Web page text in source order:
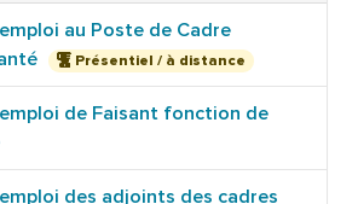
au Poste de Cadre
Présentiel / à distance
de Faisant fonction de
des adjoints des cadres